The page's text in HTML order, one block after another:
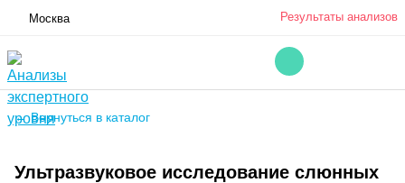
Москва Результаты анализов
← Вернуться в каталог
Ультразвуковое исследование слюнных